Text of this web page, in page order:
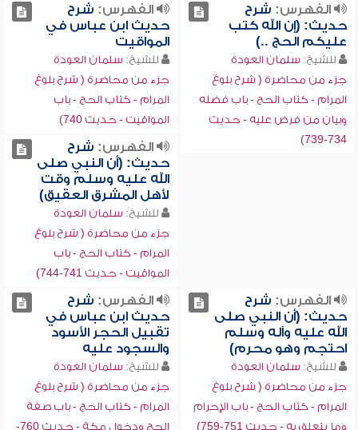
الفهرس: شرح
حديث: (إن الله كتب
عليكم الحج ..)
للشيخ: سلمان العودة
جزء من محاضرة ( شرح بلوغ
المرام - كتاب الحج - باب فضله
وبيان من فرض عليه - حديث
734-739)
الفهرس: شرح
حديث ابن عباس في
المواقيت
للشيخ: سلمان العودة
جزء من محاضرة ( شرح بلوغ
المرام - كتاب الحج - باب
المواقيت - حديث 740)
الفهرس: شرح
حديث: (أن النبي صلى
الله عليه وسلم وقت
لأهل المشرق العقيق)
للشيخ: سلمان العودة
جزء من محاضرة ( شرح بلوغ
المرام - كتاب الحج - باب
المواقيت - حديث 741-744)
الفهرس: شرح
حديث: (أن النبي صلى
الله عليه وآله وسلم
احتجم وهو محرم)
للشيخ: سلمان العودة
جزء من محاضرة ( شرح بلوغ
المرام - كتاب الحج - باب الإحرام
وما يتعلق به - حديث 751-759)
الفهرس: شرح
حديث ابن عباس في
تقبيل الحجر الأسود
والسجود عليه
للشيخ: سلمان العودة
جزء من محاضرة ( شرح بلوغ
المرام - كتاب الحج - باب صفة
الحج ودخول مكة - حديث 760-